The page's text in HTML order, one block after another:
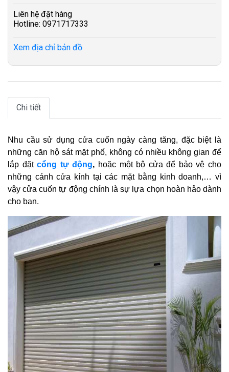
Liên hệ đặt hàng
Hotline: 0971717333
Xem địa chỉ bản đồ
Chi tiết
Nhu cầu sử dụng cửa cuốn ngày càng tăng, đặc biệt là
những căn hộ sát mặt phố, không có nhiều không gian để
lắp đặtcổng tự động, hoặc một bộ cửa để bảo vệ cho
những cánh cửa kính tại các mặt bằng kinh doanh,… vì
vậy cửa cuốn tự động chính là sự lựa chọn hoàn hảo dành
cho bạn.